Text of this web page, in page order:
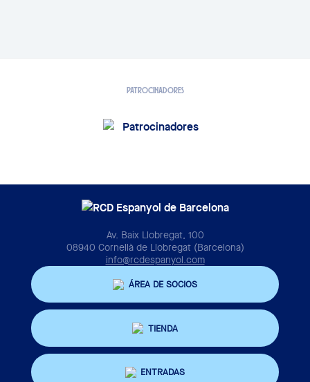
PATROCINADORES
Av. Baix Llobregat, 100
08940 Cornellà de Llobregat (Barcelona)
info@rcdespanyol.com
ÁREA DE SOCIOS
TIENDA
ENTRADAS